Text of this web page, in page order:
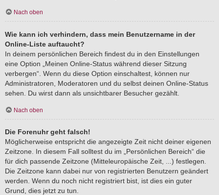
Nach oben
Wie kann ich verhindern, dass mein Benutzername in der
Online-Liste auftaucht?
In deinem persönlichen Bereich findest du in den Einstellungen
eine Option „Meinen Online-Status während dieser Sitzung
verbergen“. Wenn du diese Option einschaltest, können nur
Administratoren, Moderatoren und du selbst deinen Online-Status
sehen. Du wirst dann als unsichtbarer Besucher gezählt.
Nach oben
Die Forenuhr geht falsch!
Möglicherweise entspricht die angezeigte Zeit nicht deiner eigenen
Zeitzone. In diesem Fall solltest du im „Persönlichen Bereich“ die
für dich passende Zeitzone (Mitteleuropäische Zeit, ...) festlegen.
Die Zeitzone kann dabei nur von registrierten Benutzern geändert
werden. Wenn du noch nicht registriert bist, ist dies ein guter
Grund, dies jetzt zu tun.